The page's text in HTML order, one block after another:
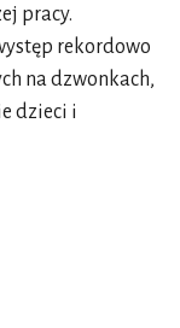
pracy.
rekordowo
na dzwonkach,
dzieci i